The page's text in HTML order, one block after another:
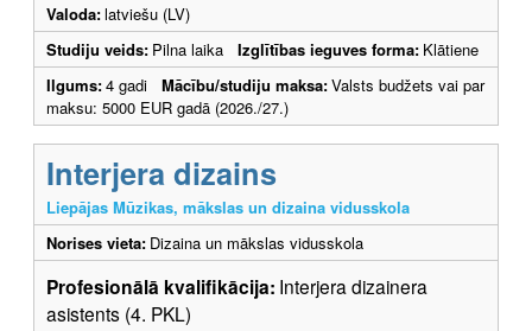
Valoda:latviešu (LV)
Studiju veids: Pilna laika Izglītības ieguves forma: Klātiene
Ilgums:4 gadi Mācību/studiju maksa:Valsts budžets vai par
maksu: 5000 EUR gadā (2026./27.)
Interjera dizains
Liepājas Mūzikas, mākslas un dizaina vidusskola
Norises vieta: Dizaina un mākslas vidusskola
Profesionālā kvalifikācija: Interjera dizainera
asistents (4. PKL)